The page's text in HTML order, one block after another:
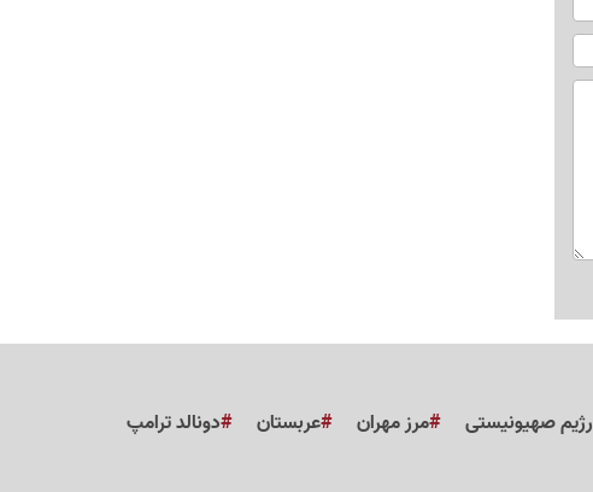
رژیم صهیونیستی مرز مهران عربستان
دونالد ترامپ